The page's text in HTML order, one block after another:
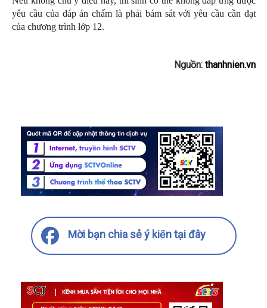
yêu cầu của đáp án chấm là phải bám sát với yêu cầu cần đạt
của chương trình lớp 12.
Nguồn: thanhnien.vn
Mời bạn chia sẻ ý kiến tại đây